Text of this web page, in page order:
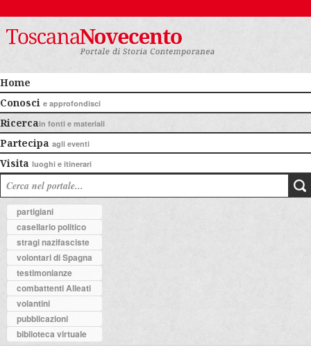
Home
Conosci e approfondisci
Ricercain fonti e materiali
Partecipa agli eventi
Visita luoghi e itinerari
partigiani
casellario politico
stragi nazifasciste
volontari di Spagna
testimonianze
combattenti Alleati
volantini
pubblicazioni
biblioteca virtuale